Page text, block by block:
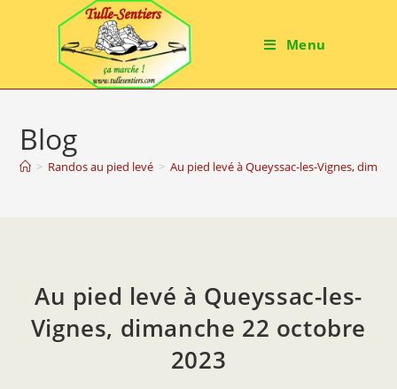
Menu
Blog
> Randos au pied levé > Au pied levé à Queyssac-les-Vignes,
Au pied levé à Queyssac-les-
Vignes, dimanche 22 octobre
2023